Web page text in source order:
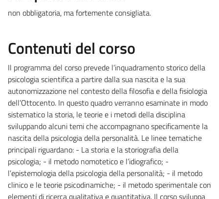
non obbligatoria, ma fortemente consigliata.
Contenuti del corso
Il programma del corso prevede l’inquadramento storico della
psicologia scientifica a partire dalla sua nascita e la sua
autonomizzazione nel contesto della filosofia e della fisiologia
dell’Ottocento. In questo quadro verranno esaminate in modo
sistematico la storia, le teorie e i metodi della disciplina
sviluppando alcuni temi che accompagnano specificamente la
nascita della psicologia della personalità. Le linee tematiche
principali riguardano: - La storia e la storiografia della
psicologia; - il metodo nomotetico e l’idiografico; -
l’epistemologia della psicologia della personalità; - il metodo
clinico e le teorie psicodinamiche; - il metodo sperimentale con
elementi di ricerca qualitativa e quantitativa. Il corso sviluppa